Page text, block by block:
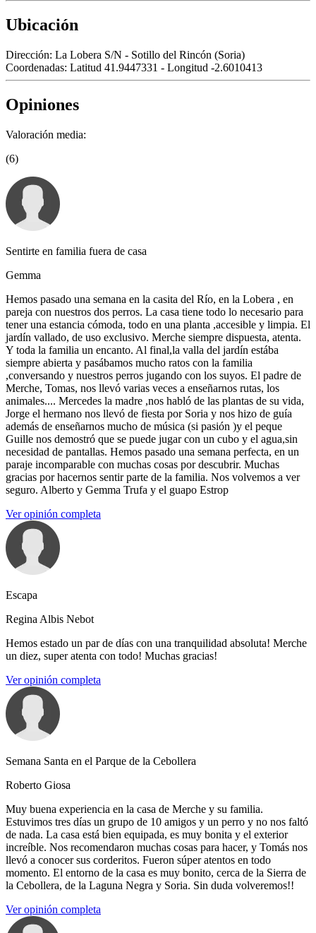
Ubicación
Dirección: La Lobera S/N - Sotillo del Rincón (Soria)
Coordenadas: Latitud 41.9447331 - Longitud -2.6010413
Opiniones
Valoración media:
(6)
Sentirte en familia fuera de casa
Gemma
Hemos pasado una semana en la casita del Río, en la Lobera , en
pareja con nuestros dos perros. La casa tiene todo lo necesario para
tener una estancia cómoda, todo en una planta ,accesible y limpia. El
jardín vallado, de uso exclusivo. Merche siempre dispuesta, atenta.
Y toda la familia un encanto. Al final,la valla del jardín estába
siempre abierta y pasábamos mucho ratos con la familia
,conversando y nuestros perros jugando con los suyos. El padre de
Merche, Tomas, nos llevó varias veces a enseñarnos rutas, los
animales.... Mercedes la madre ,nos habló de las plantas de su vida,
Jorge el hermano nos llevó de fiesta por Soria y nos hizo de guía
además de enseñarnos mucho de música (si pasión )y el peque
Guille nos demostró que se puede jugar con un cubo y el agua,sin
necesidad de pantallas. Hemos pasado una semana perfecta, en un
paraje incomparable con muchas cosas por descubrir. Muchas
gracias por hacernos sentir parte de la familia. Nos volvemos a ver
seguro. Alberto y Gemma Trufa y el guapo Estrop
Ver opinión completa
Escapa
Regina Albis Nebot
Hemos estado un par de días con una tranquilidad absoluta! Merche
un diez, super atenta con todo! Muchas gracias!
Ver opinión completa
Semana Santa en el Parque de la Cebollera
Roberto Giosa
Muy buena experiencia en la casa de Merche y su familia.
Estuvimos tres días un grupo de 10 amigos y un perro y no nos faltó
de nada. La casa está bien equipada, es muy bonita y el exterior
increíble. Nos recomendaron muchas cosas para hacer, y Tomás nos
llevó a conocer sus corderitos. Fueron súper atentos en todo
momento. El entorno de la casa es muy bonito, cerca de la Sierra de
la Cebollera, de la Laguna Negra y Soria. Sin duda volveremos!!
Ver opinión completa